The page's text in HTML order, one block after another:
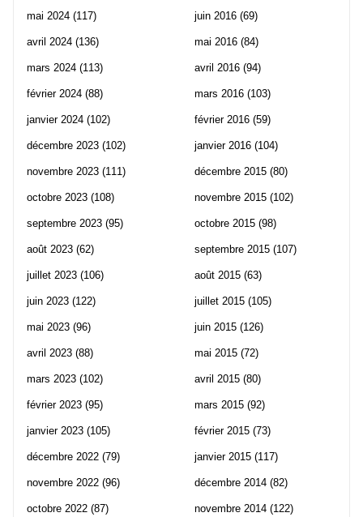
mai 2024 (117)
avril 2024 (136)
mars 2024 (113)
février 2024 (88)
janvier 2024 (102)
décembre 2023 (102)
novembre 2023 (111)
octobre 2023 (108)
septembre 2023 (95)
août 2023 (62)
juillet 2023 (106)
juin 2023 (122)
mai 2023 (96)
avril 2023 (88)
mars 2023 (102)
février 2023 (95)
janvier 2023 (105)
décembre 2022 (79)
novembre 2022 (96)
octobre 2022 (87)
juin 2016 (69)
mai 2016 (84)
avril 2016 (94)
mars 2016 (103)
février 2016 (59)
janvier 2016 (104)
décembre 2015 (80)
novembre 2015 (102)
octobre 2015 (98)
septembre 2015 (107)
août 2015 (63)
juillet 2015 (105)
juin 2015 (126)
mai 2015 (72)
avril 2015 (80)
mars 2015 (92)
février 2015 (73)
janvier 2015 (117)
décembre 2014 (82)
novembre 2014 (122)